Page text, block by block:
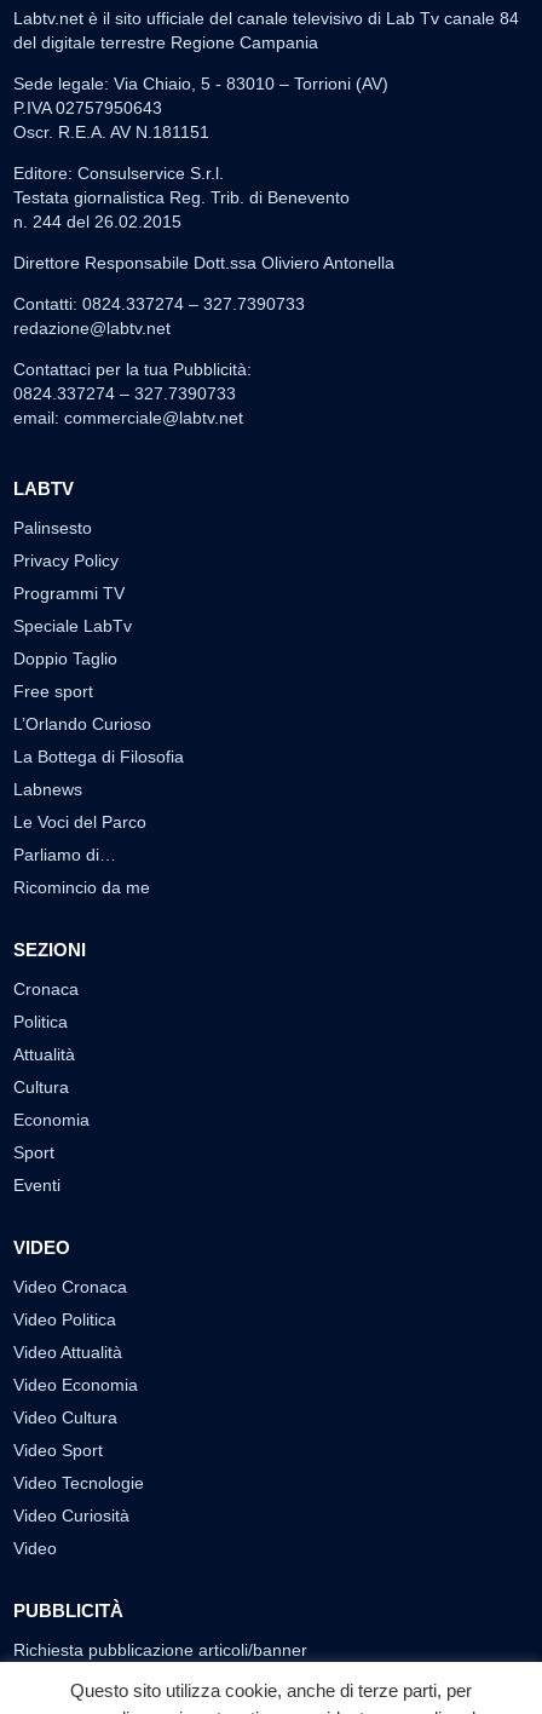
Labtv.net è il sito ufficiale del canale televisivo di Lab Tv canale 84
del digitale terrestre Regione Campania
Sede legale: Via Chiaio, 5 - 83010 – Torrioni (AV)
P.IVA 02757950643
Oscr. R.E.A. AV N.181151
Editore: Consulservice S.r.l.
Testata giornalistica Reg. Trib. di Benevento
n. 244 del 26.02.2015
Direttore Responsabile Dott.ssa Oliviero Antonella
Contatti: 0824.337274 – 327.7390733
redazione@labtv.net
Contattaci per la tua Pubblicità:
0824.337274 – 327.7390733
email: commerciale@labtv.net
LABTV
Palinsesto
Privacy Policy
Programmi TV
Speciale LabTv
Doppio Taglio
Free sport
L’Orlando Curioso
La Bottega di Filosofia
Labnews
Le Voci del Parco
Parliamo di…
Ricomincio da me
SEZIONI
Cronaca
Politica
Attualità
Cultura
Economia
Sport
Eventi
VIDEO
Video Cronaca
Video Politica
Video Attualità
Video Economia
Video Cultura
Video Sport
Video Tecnologie
Video Curiosità
Video
PUBBLICITÀ
Richiesta pubblicazione articoli/banner
SEGUICI SUI SOCIAL
Questo sito utilizza cookie, anche di terze parti, per